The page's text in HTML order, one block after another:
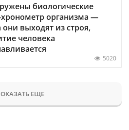
биологические
организма —
они выходят из строя,
человека
5020
ЕЩЕ